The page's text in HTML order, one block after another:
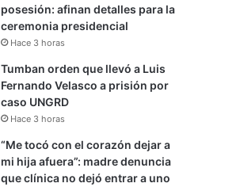
posesión: afinan detalles para la
ceremonia presidencial
Hace 3 horas
Tumban orden que llevó a Luis
Fernando Velasco a prisión por
caso UNGRD
Hace 3 horas
“Me tocó con el corazón dejar a
mi hija afuera”: madre denuncia
que clínica no dejó entrar a uno